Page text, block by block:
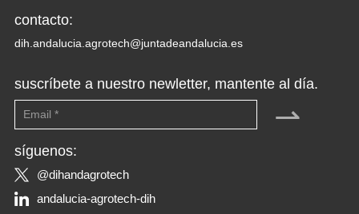
contacto:
dih.andalucia.agrotech@juntadeandalucia.es
suscríbete a nuestro newletter, mantente al día.
⇀
síguenos:
@dihandagrotech
andalucia-agrotech-dih